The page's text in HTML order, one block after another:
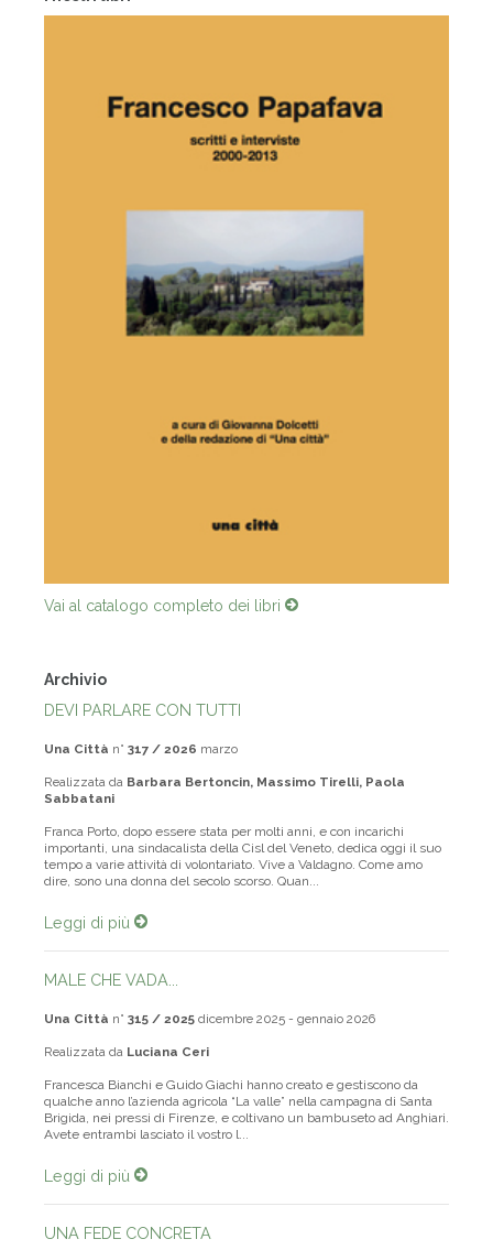
Vai al catalogo completo dei libri
Archivio
DEVI PARLARE CON TUTTI
Una Città n° 317 / 2026 marzo
Realizzata da Barbara Bertoncin, Massimo Tirelli, Paola
Sabbatani
Franca Porto, dopo essere stata per molti anni, e con incarichi
importanti, una sindacalista della Cisl del Veneto, dedica oggi il suo
tempo a varie attività di volontariato. Vive a Valdagno. Come amo
dire, sono una donna del secolo scorso. Quan...
Leggi di più
MALE CHE VADA...
Una Città n° 315 / 2025 dicembre 2025 - gennaio 2026
Realizzata da Luciana Ceri
Francesca Bianchi e Guido Giachi hanno creato e gestiscono da
qualche anno l’azienda agricola “La valle” nella campagna di Santa
Brigida, nei pressi di Firenze, e coltivano un bambuseto ad Anghiari.
Avete entrambi lasciato il vostro l...
Leggi di più
UNA FEDE CONCRETA